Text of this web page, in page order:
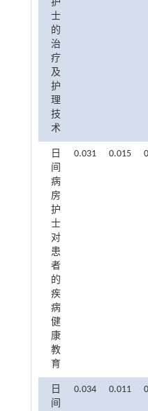
护
士
的
治
疗
及
护
理
技
术
日
间
病
房
护
士
对
患
者
的
疾
病
健
康
教
育
0.031 0.015
日
间
0.034 0.011